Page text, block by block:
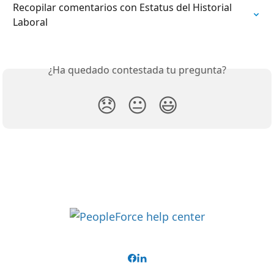
Recopilar comentarios con Estatus del Historial
Laboral
¿Ha quedado contestada tu pregunta?
😞 😐 😃